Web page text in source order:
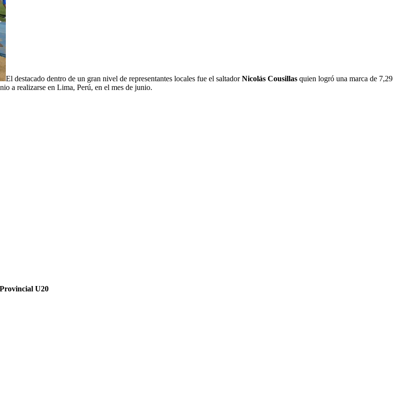
El destacado dentro de un gran nivel de representantes locales fue el saltadorNicolás Cousillas quien logró una marca de 7,29
a realizarse en Lima, Perú, en el mes de junio.
Provincial U20